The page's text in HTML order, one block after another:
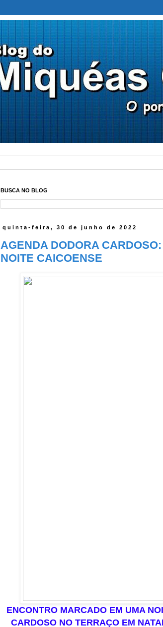
BUSCA NO BLOG
quinta-feira, 30 de junho de 2022
AGENDA DODORA
NOITE CAICOENSE
ENCONTRO MARCADO EM UMA
CARDOSO NO TERRAÇO EM